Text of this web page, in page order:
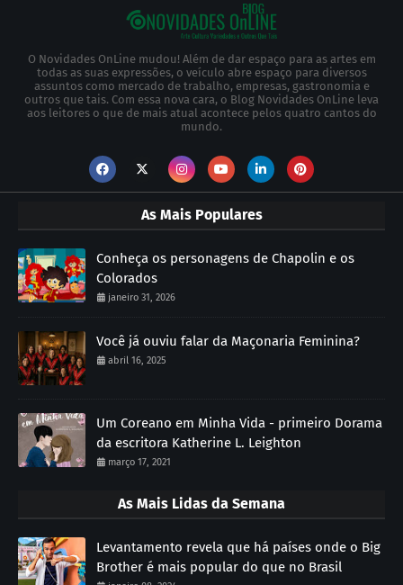
O Novidades OnLine mudou! Além de dar espaço para as artes em
todas as suas expressões, o veículo abre espaço para diversos
assuntos como mercado de trabalho, empresas, gastronomia e
outros que tais. Com essa nova cara, o Blog Novidades OnLine leva
aos leitores o que de mais atual acontece pelos quatro cantos do
mundo.
As Mais Populares
Conheça os personagens de Chapolin e os
Colorados
janeiro 31, 2026
Você já ouviu falar da Maçonaria Feminina?
abril 16, 2025
Um Coreano em Minha Vida - primeiro Dorama
da escritora Katherine L. Leighton
março 17, 2021
As Mais Lidas da Semana
Levantamento revela que há países onde o Big
Brother é mais popular do que no Brasil